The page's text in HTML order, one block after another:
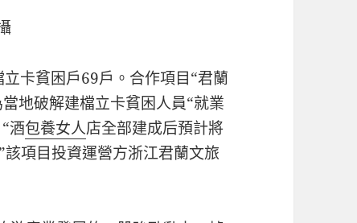
卡貧困戶69戶。合作項目“君蘭
地破解建檔立卡貧困人員“就業
酒包養女人店全部建成后預計將
項目投資運營方浙江君蘭文旅